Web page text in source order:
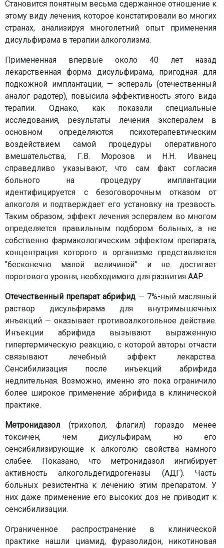
Становится понятным весьма сдержанное отношение к
этому виду лечения, которое констатировали во многих
странах, анализируя многолетний опыт применения
дисульфирама в терапии алкоголизма.
Примененная впервые около 40 лет назад
лекарственная форма дисульфирама, пригодная для
подкожной имплантации, — эспераль (отечественный
аналог радотер), повысила эффективность этого вида
терапии. Однако, как показали специальные
исследования, результаты лечения экспералем в
основном определяются психотерапевтическим
воздействием самой процедуры оперативного
вмешательства, Г.В. Морозов и Н.Н. Иванец
справедливо указывают, что сам факт согласия
больного на процедуру имплантации
идентифицируется с безоговорочным отказом от
алкоголя и подтверждает его установку на трезвость.
Таким образом, эффект лечения эспералем во многом
определяется правильным подбором больных, а не
собственно фармакологическим эффектом препарата,
концентрация которого в организме представляется
"бесконечно малой величиной" и не достигает
порогового уровня, необходимого для развития ААР.
Отечественный препарат абрифид — 7%-ный масляный
раствор дисульфирама для внутримышечных
инъекций — оказывает противоалкогольное действие.
Инъекции абрифида вызывают выраженную
гипертермическую реакцию, с которой авторы отчасти
связывают лечебный эффект лекарства.
Сенсибилизация после инъекций абрифида
недлительная. Возможно, именно это пока ограничило
более широкое применение абрифида в клинической
практике.
Метронидазол (трихопол, флагил) гораздо менее
токсичен, чем дисульфирам, но его
сенсибилизирующие к алкоголю свойства намного
слабее. Показано, что метронидазол ингибирует
активность алкогольдегидрогеназы (АДГ). Часть
больных резистентна к лечению этим препаратом. У
них даже применение его высоких доз не приводит к
сенсибилизации.
Ограниченное распространение в клинической
практике нашли циамид, фуразолидон, никотиновая